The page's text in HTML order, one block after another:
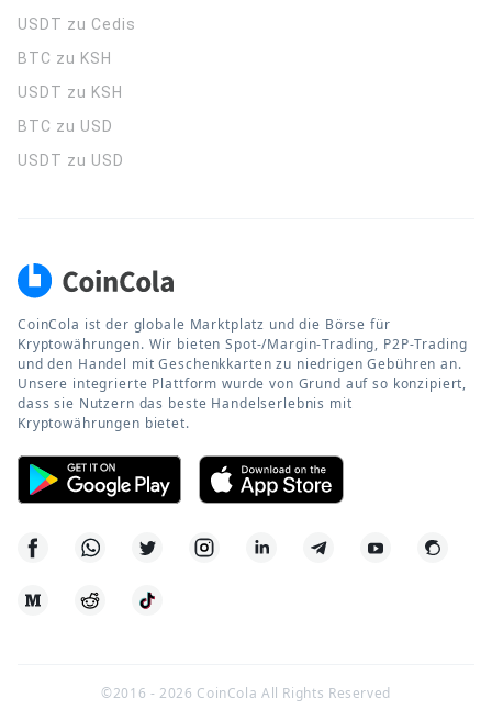
USDT zu Cedis
BTC zu KSH
USDT zu KSH
BTC zu USD
USDT zu USD
CoinCola ist der globale Marktplatz und die Börse für
Kryptowährungen. Wir bieten Spot-/Margin-Trading, P2P-Trading
und den Handel mit Geschenkkarten zu niedrigen Gebühren an.
Unsere integrierte Plattform wurde von Grund auf so konzipiert,
dass sie Nutzern das beste Handelserlebnis mit
Kryptowährungen bietet.
©2016 -2026 CoinCola All Rights Reserved